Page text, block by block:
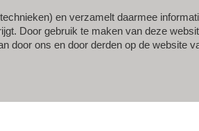
en verzamelt daarmee
Door gebruik te maken van deze
door ons en door derden op de website